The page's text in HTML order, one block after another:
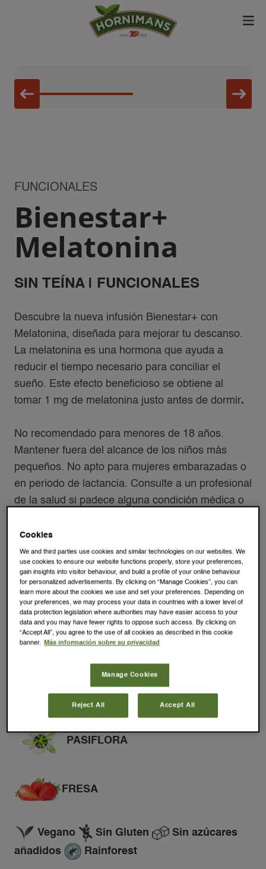
FUNCIONALES
Bienestar+
Melatonina​
SIN TEÍNA | FUNCIONALES
Descubre la nueva infusión Bienestar+ con
Melatonina, diseñada para mejorar tu descanso.
La melatonina es una hormona que ayuda a
reducir el tiempo necesario para conciliar el
sueño. Este efecto beneficioso se obtiene al
tomar 1 mg de melatonina justo antes de dormir.
No recomendado para menores de 18 años.
Mantener fuera del alcance de los niños más
pequeños. No apto para mujeres embarazadas o
en periodo de lactancia. Consulte a un profesional
de la salud si padece alguna condición médica o
bolsita de té al día antes de acostarse. Solo para
su uso ocasional y/o intermitente. La melatonina
puede causar somnolencia; no conduzca ni
maneje maquinaria. No consumir con alcohol. Los
complementos alimenticios no deben utilizarse
como sustituto de una dieta equilibrada.
Hornimans recomienda mantener una dieta
melatonina por bolsita.
MANZANILLA MELISA
PASIFLORA
FRESA
Vegano Sin Gluten
Sin azúcares
añadidos
Rainforest
Cookies
We and third parties use cookies and similar technologies on our websites. We
use cookies to ensure our website functions properly, store your preferences,
gain insights into visitor behaviour, and build a profile of your online behaviour
for personalized advertisements. By clicking on “Manage Cookies”, you can
learn more about the cookies we use and set your preferences. Depending on
your preferences, we may process your data in countries with a lower level of
data protection legislation where authorities may have easier access to your
data and you may have fewer rights to oppose such access. By clicking on
“Accept All”, you agree to the use of all cookies as described in this cookie
banner.
Más información sobre su privacidad
Manage Cookies
Reject All Accept All